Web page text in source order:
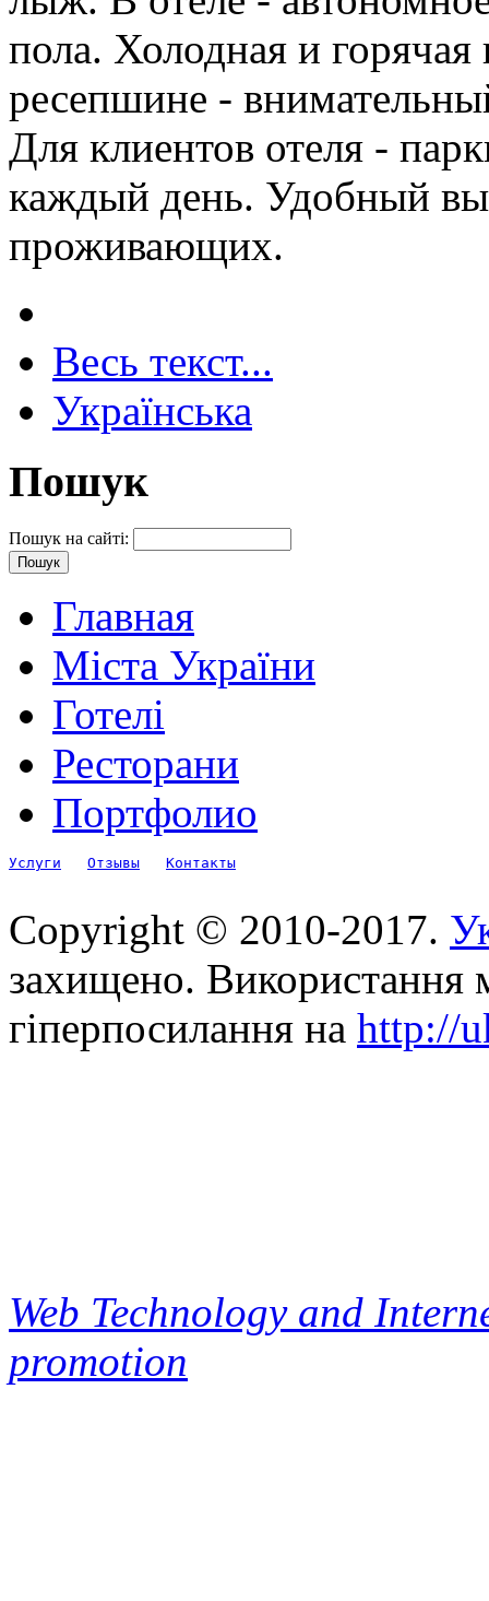
пола. Холодная и
ресепшине -
Для клиентов отеля -
каждый день. Удобный
проживающих.
Весь текст...
Українська
Пошук
Пошук на сайті:
Главная
Міста України
Готелі
Ресторани
Портфолио
Услуги Отзывы Контакты
Copyright © 2010-2017.
захищено. Використання
гіперпосилання на http://
Web Technology and
promotion